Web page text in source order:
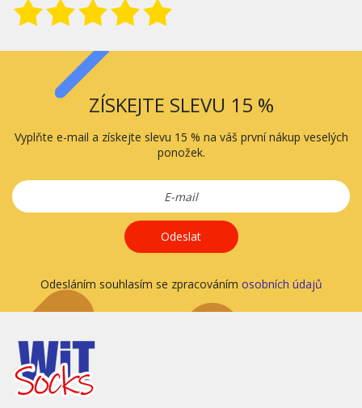
ZÍSKEJTE SLEVU 15 %
Vyplňte e-mail a získejte slevu 15 % na váš první nákup veselých
ponožek.
Odeslat
Odesláním souhlasím se zpracováním osobních údajů